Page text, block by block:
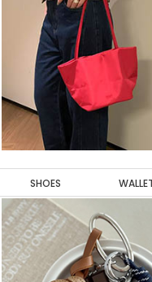
SHOES